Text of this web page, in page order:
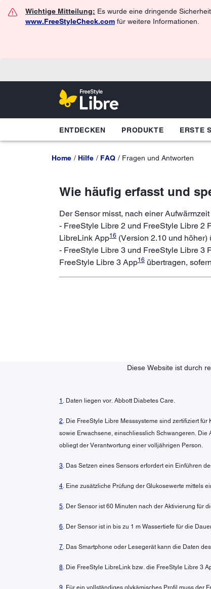
Wichtige Mitteilung: Es wurde eine dringende
www.FreeStyleCheck.com für weitere Informationen.
ENTDECKEN PRODUKTE ERSTE
Home Hilfe FAQ Fragen und Antworten
Wie häufig erfasst und
Der Sensor misst, nach einer
- FreeStyle Libre 2 und FreeStyle Libre 2
LibreLink App16 (Version 2.10 und
- FreeStyle Libre 3 und FreeStyle Libre 3
FreeStyle Libre 3 App16 übertragen,
Diese Website ist durch
1 . Daten liegen vor. Abbott Diabetes Care.
2. Die FreeStyle Libre Messsysteme sind zertifiziert
sowie Erwachsene, einschliesslich Schwangeren.
obliegt der Verantwortung einer volljährigen Person.
3. Das Setzen eines Sensors erfordert ein Einführen
4. Eine zusätzliche Prüfung der Glukosewerte mittels
5. Der Sensor ist 60 Minuten nach der Aktivierung für
6. Der Sensor ist in bis zu 1 m Wassertiefe für die
7. Das Smartphone oder Lesegerät kann die Daten
8. Die FreeStyle LibreLink bzw. die FreeStyle Libre 3
9. Für ein vollständiges glykämisches Profil muss der